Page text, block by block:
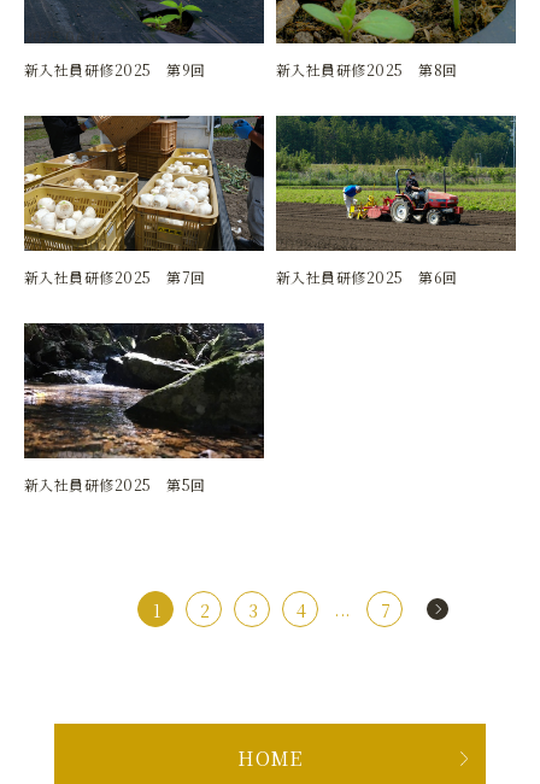
2025.06.16
新入社員研修2025 第9回
2025.06.09
新入社員研修2025 第8回
2025.06.02
新入社員研修2025 第7回
2025.05.26
新入社員研修2025 第6回
2025.05.19
新入社員研修2025 第5回
1 2 3 4 ... 7
HOME